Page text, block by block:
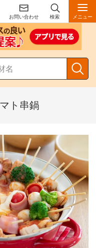
お問い合わせ 検索 メニュー
ト串鍋